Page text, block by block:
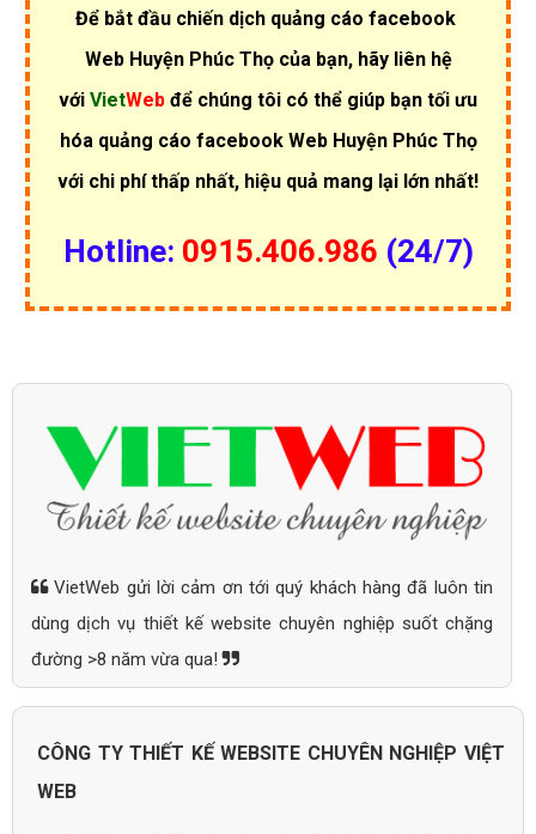
Để bắt đầu chiến dịch quảng cáo facebook
Web Huyện Phúc Thọ của bạn, hãy liên hệ
với VietWeb để chúng tôi có thể giúp bạn tối ưu
hóa quảng cáo facebook Web Huyện Phúc Thọ
với chi phí thấp nhất, hiệu quả mang lại lớn nhất!
Hotline: 0915.406.986 (24/7)
VietWeb gửi lời cảm ơn tới quý khách hàng đã luôn tin
dùng dịch vụ thiết kế website chuyên nghiệp suốt chặng
đường >8 năm vừa qua!
CÔNG TY THIẾT KẾ WEBSITE CHUYÊN NGHIỆP VIỆT
WEB